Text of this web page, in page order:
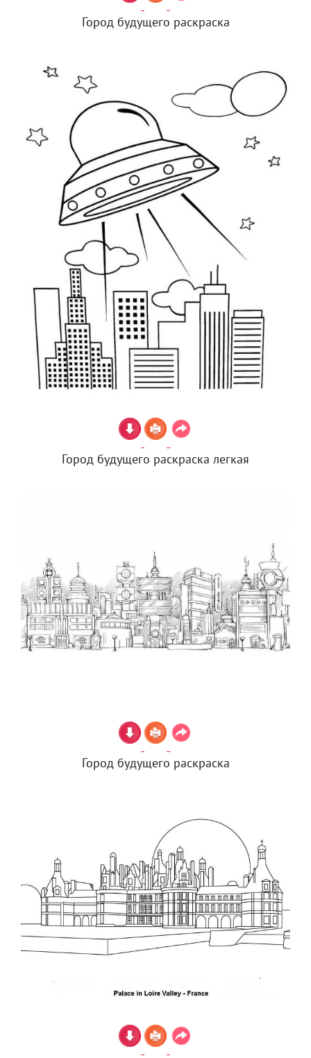
Город будущего раскраска
Город будущего раскраска легкая
Город будущего раскраска